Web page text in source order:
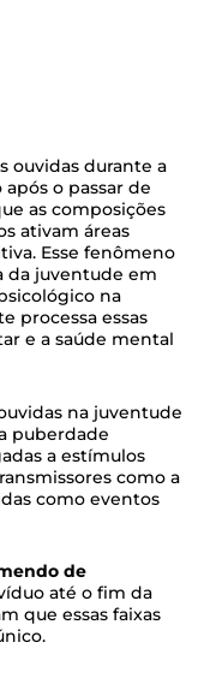
ouvidas durante a
o passar de
as composições
ativam áreas
Esse fenômeno
da juventude em
na
processa essas
e a saúde mental
na juventude
puberdade
a estímulos
como a
como eventos
de
até o fim da
que essas faixas